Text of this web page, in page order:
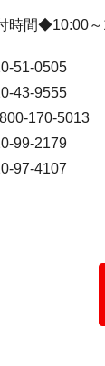
時間◆10:00～
51-0505
43-9555
170-5013
99-2179
97-4107